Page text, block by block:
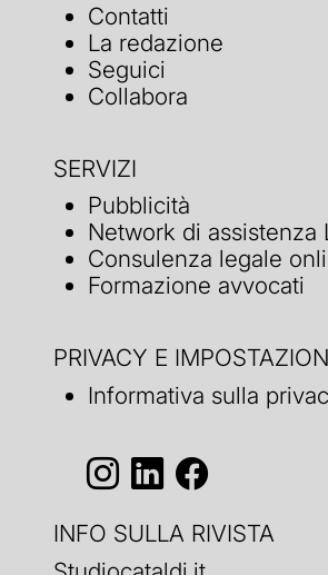
Contatti
La redazione
Seguici
Collabora
SERVIZI
Pubblicità
Network di assistenza
Consulenza legale
Formazione avvocati
PRIVACY E
Informativa sulla
INFO SULLA RIVISTA